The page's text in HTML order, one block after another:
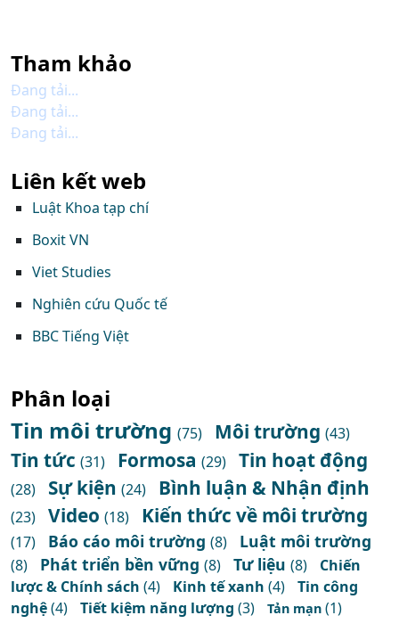
Tham khảo
Đang tải...
Đang tải...
Đang tải...
Liên kết web
Luật Khoa tạp chí
Boxit VN
Viet Studies
Nghiên cứu Quốc tế
BBC Tiếng Việt
Phân loại
Tin môi trường (75) Môi trường (43)
Tin tức (31) Formosa (29) Tin hoạt động
(28) Sự kiện (24) Bình luận & Nhận định
(23) Video (18) Kiến thức về môi trường
(17) Báo cáo môi trường (8) Luật môi trường
(8) Phát triển bền vững (8) Tư liệu (8)
Chiến
lược & Chính sách (4) Kinh tế xanh (4)
Tin công
nghệ(4) Tiết kiệm năng lượng (3) Tản mạn (1)